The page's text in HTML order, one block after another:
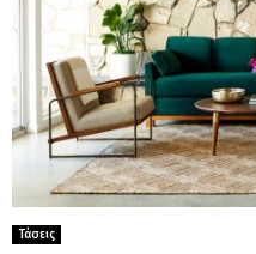
Τάσεις